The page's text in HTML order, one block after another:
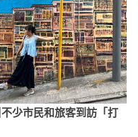
少市民和旅客到訪「打